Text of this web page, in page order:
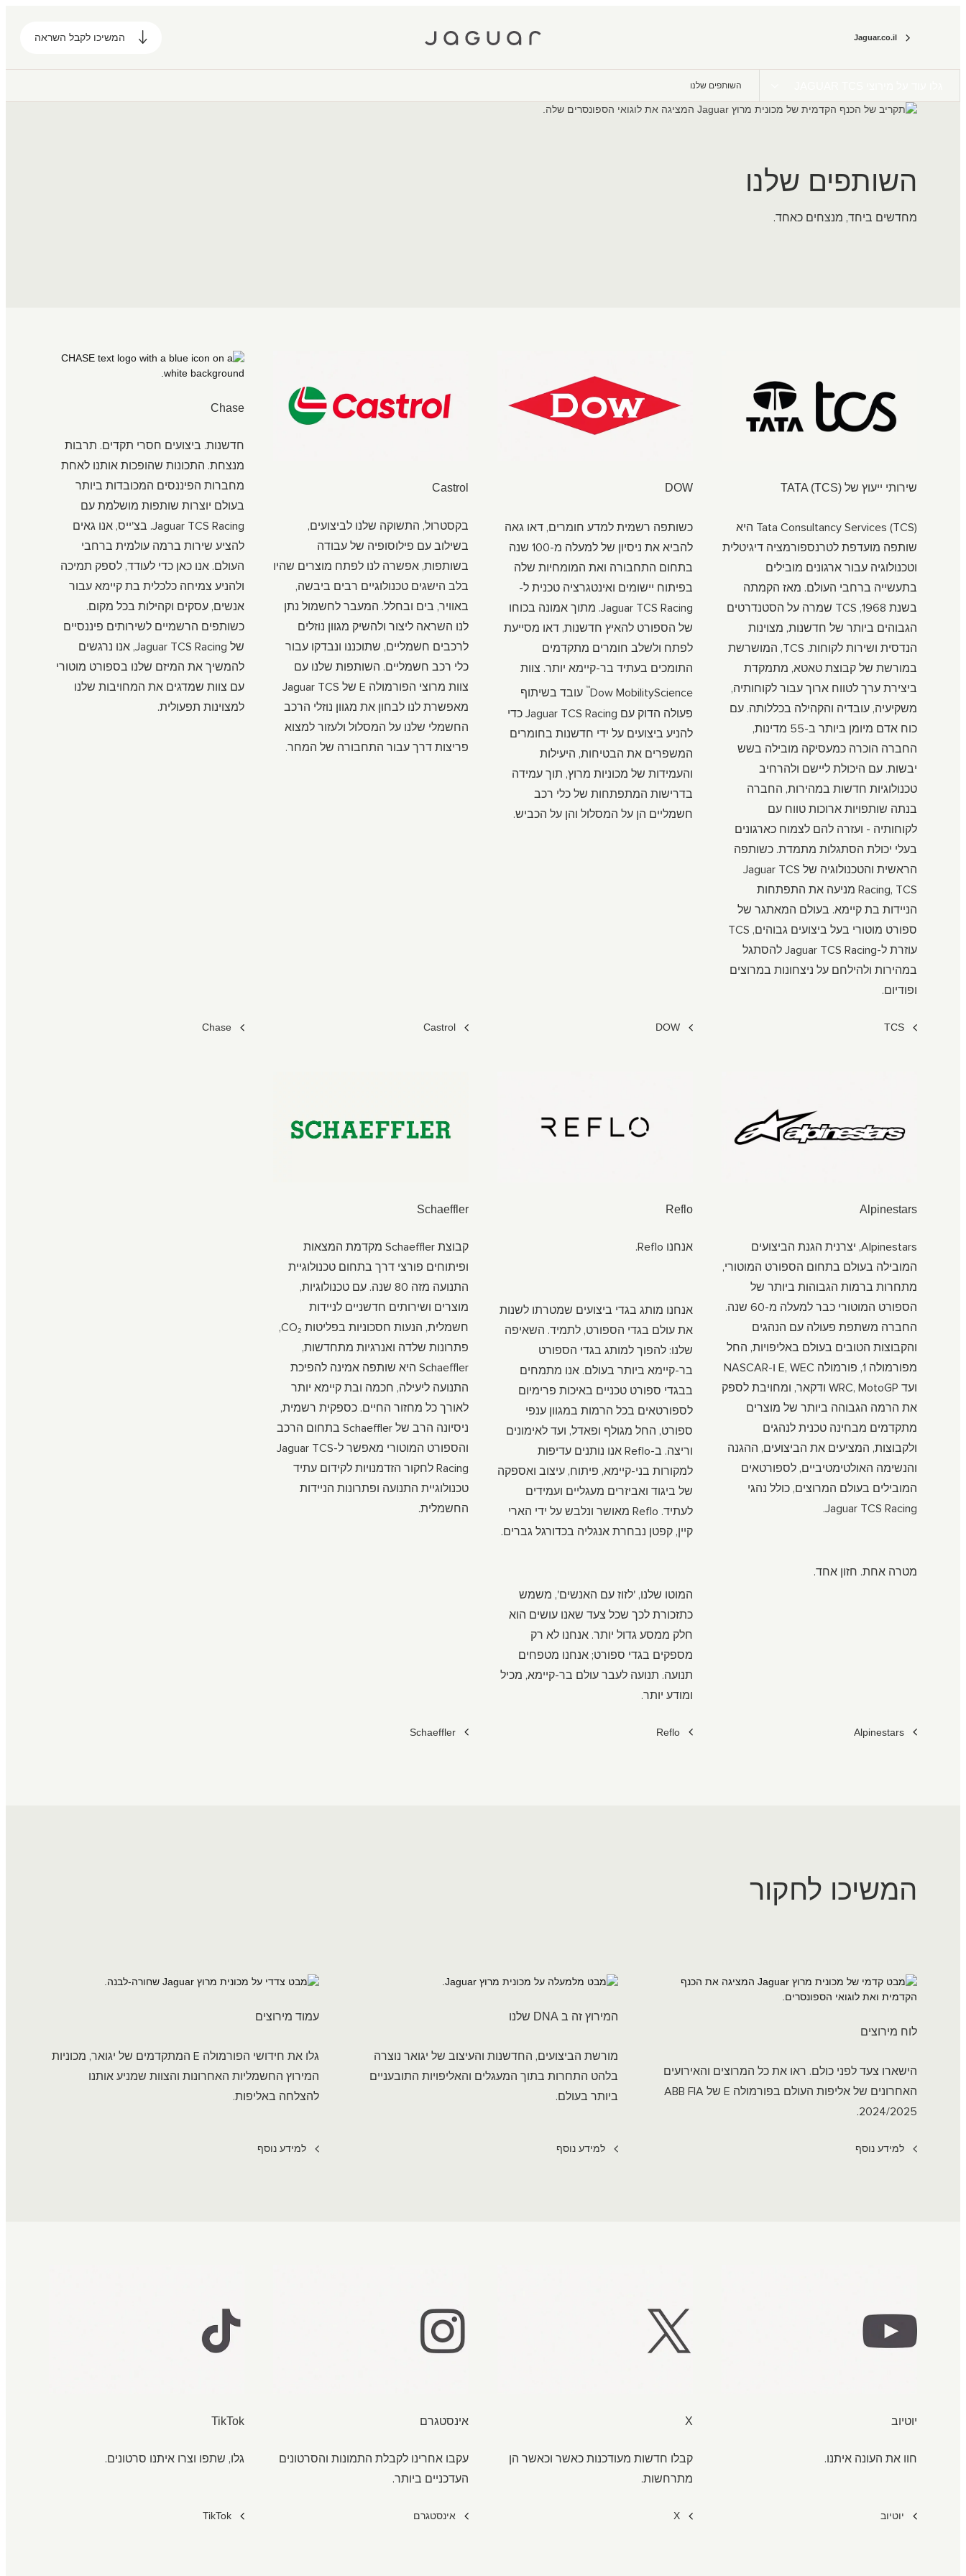
Jaguar.co.il המשיכו לקבל השראה
השותפים שלנו
השותפים שלנו
מחדשים ביחד, מנצחים כאחד.
שירותי ייעוץ של TATA (TCS)
Tata Consultancy Services (TCS) היא
שותפה מועדפת לטרנספורמציה דיגיטלית
וטכנולוגיה עבור ארגונים מובילים
בתעשייה ברחבי העולם. מאז הקמתה
בשנת 1968, TCS שמרה על הסטנדרטים
הגבוהים ביותר של חדשנות, מצוינות
הנדסית ושירות לקוחות. TCS, המושרשת
במורשת של קבוצת טאטא, מתמקדת
ביצירת ערך לטווח ארוך עבור לקוחותיה,
משקיעיה, עובדיה והקהילה בכללותה. עם
כוח אדם מיומן ביותר ב-55 מדינות,
החברה הוכרה כמעסיקה מובילה בשש
יבשות. עם היכולת ליישם ולהרחיב
טכנולוגיות חדשות במהירות, החברה
בנתה שותפויות ארוכות טווח עם
לקוחותיה - ועזרה להם לצמוח כארגונים
בעלי יכולת הסתגלות מתמדת. כשותפה
הראשית והטכנולוגיה של Jaguar TCS
Racing, TCS מניעה את התפתחות
הניידות בת קיימא. בעולם המאתגר של
ספורט מוטורי בעל ביצועים גבוהים, TCS
עוזרת ל-Jaguar TCS Racing להסתגל
במהירות ולהילחם על ניצחונות במרוצים
ופודיום.
TCS
DOW
כשותפה רשמית למדע חומרים, דאו גאה
להביא את ניסיון של למעלה מ-100 שנה
בתחום התחבורה ואת המומחיות שלה
בפיתוח יישומים ואינטגרציה טכנית ל-
Jaguar TCS Racing. מתוך אמונה בכוחו
של הספורט להאיץ חדשנות, דאו מסייעת
לפתח ולשלב חומרים מתקדמים
התומכים בעתיד בר-קיימא יותר. צוות
Dow MobilityScience
™ עובד בשיתוף
פעולה הדוק עם Jaguar TCS Racing כדי
להניע ביצועים על ידי חדשנות בחומרים
המשפרים את הבטיחות, היעילות
והעמידות של מכוניות מרוץ, תוך עמידה
בדרישות המתפתחות של כלי רכב
חשמליים הן על המסלול והן על הכביש.
DOW
Castrol
בקסטרול, התשוקה שלנו לביצועים,
בשילוב עם פילוסופיה של עבודה
בשותפות, אפשרה לנו לפתח מוצרים שהיו
בלב הישגים טכנולוגיים רבים ביבשה,
באוויר, בים ובחלל. המעבר לחשמול נתן
לנו השראה ליצור ולהשיק מגוון נוזלים
לרכבים חשמליים, שתוכננו ונבדקו עבור
כלי רכב חשמליים. השותפות שלנו עם
צוות מרוצי הפורמולה E של Jaguar TCS
מאפשרת לנו לבחון את מגוון נוזלי הרכב
החשמלי שלנו על המסלול ולעזור למצוא
פריצות דרך עבור התחבורה של המחר.
Castrol
Chase
חדשנות. ביצועים חסרי תקדים. תרבות
מנצחת. התכונות שהופכות אותנו לאחת
מחברות הפיננסים המכובדות ביותר
בעולם יוצרות שותפות מושלמת עם
Jaguar TCS Racing. בצ'ייס, אנו גאים
להציע שירות ברמה עולמית ברחבי
העולם. אנו כאן כדי לעודד, לספק תמיכה
ולהניע צמיחה כלכלית בת קיימא עבור
אנשים, עסקים וקהילות בכל מקום.
כשותפים הרשמיים לשירותים פיננסיים
של Jaguar TCS Racing, אנו נרגשים
להמשיך את המיזם שלנו בספורט מוטורי
עם צוות שמדגים את המחויבות שלנו
למצוינות תפעולית.
Chase
Alpinestars
Alpinestars, יצרנית הגנת הביצועים
המובילה בעולם בתחום הספורט המוטורי,
מתחרות ברמות הגבוהות ביותר של
הספורט המוטורי כבר למעלה מ-60 שנה.
החברה משתפת פעולה עם הנהגים
והקבוצות הטובים בעולם באליפויות, החל
מפורמולה 1, פורמולה E, WEC ו-NASCAR
ועד WRC, MotoGP ודקאר, ומחויבת לספק
את הרמה הגבוהה ביותר של מוצרים
מתקדמים מבחינה טכנית לנהגים
ולקבוצות, המציעים את הביצועים, ההגנה
והנשימה האולטימטיביים, לספורטאים
המובילים בעולם המרוצים, כולל נהגי
Jaguar TCS Racing.
מטרה אחת. חזון אחד.
Alpinestars
Reflo
אנחנו Reflo.
אנחנו מותג בגדי ביצועים שמטרתו לשנות
את עולם בגדי הספורט, לתמיד. השאיפה
שלנו: להפוך למותג בגדי הספורט
בר-קיימא ביותר בעולם. אנו מתמחים
בבגדי ספורט טכניים באיכות פרימיום
לספורטאים בכל הרמות במגוון ענפי
ספורט, החל מגולף ופאדל, ועד לאימונים
וריצה. ב-Reflo אנו נותנים עדיפות
למקורות בני-קיימא, פיתוח, עיצוב ואספקה
​​של ביגוד ואביזרים מעגליים ועמידים
לעתיד. Reflo מאושר ונלבש על ידי הארי
קיין, קפטן נבחרת אנגליה בכדורגל גברים.
המוטו שלנו, 'לזוז עם האנשים', משמש
כתזכורת לכך שכל צעד שאנו עושים הוא
חלק ממסע גדול יותר. אנחנו לא רק
מספקים בגדי ספורט; אנחנו מטפחים
תנועה. תנועה לעבר עולם בר-קיימא, מכיל
ומודע יותר.
Reflo
Schaeffler
קבוצת Schaeffler מקדמת המצאות
ופיתוחים פורצי דרך בתחום טכנולוגיית
התנועה מזה 80 שנה. עם טכנולוגיות,
מוצרים ושירותים חדשניים לניידות
חשמלית, הנעות חסכוניות בפליטות CO₂,
פתרונות שלדה ואנרגיות מתחדשות,
Schaeffler היא שותפה אמינה להפיכת
התנועה ליעילה, חכמה ובת קיימא יותר
לאורך כל מחזור החיים. כספקית רשמית,
ניסיונה הרב של Schaeffler בתחום הרכב
והספורט המוטורי מאפשר ל-Jaguar TCS
Racing לחקור הזדמנויות לקידום עתיד
טכנולוגיית התנועה ופתרונות הניידות
החשמלית.
Schaeffler
המשיכו לחקור
לוח מירוצים
הישארו צעד לפני כולם. ראו את כל המרוצים והאירועים
האחרונים של אליפות העולם בפורמולה E של ABB FIA
2024/2025.
למידע נוסף
המירוץ זה ב DNA שלנו
מורשת הביצועים, החדשנות והעיצוב של יגואר נוצרה
בלהט התחרות בתוך המעגלים והאליפויות התובעניים
ביותר בעולם.
למידע נוסף
עמוד מירוצים
גלו את חידושי הפורמולה E המתקדמים של יגואר, מכוניות
המירוץ החשמליות האחרונות והצוות שמניע אותנו
להצלחה באליפות.
למידע נוסף
יוטיוב
חוו את העונה איתנו.
יוטיוב
X
קבלו חדשות מעודכנות כאשר וכאשר הן
מתרחשות.
X
אינסטגרם
עקבו אחרינו לקבלת התמונות והסרטונים
העדכניים ביותר.
אינסטגרם
TikTok
גלו, שתפו וצרו איתנו סרטונים.
TikTok